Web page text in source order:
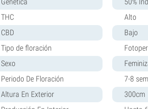
THC
Alto
CBD
Bajo
Tipo de floración
Sexo
Periodo De Floración
7-8
Altura En Exterior
300cm